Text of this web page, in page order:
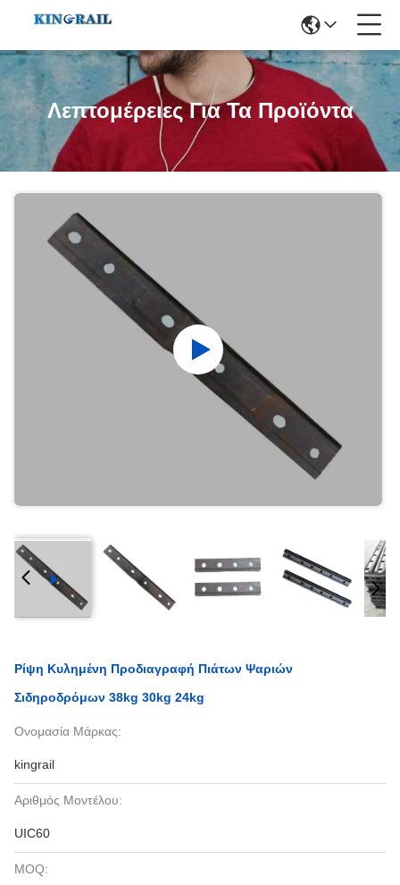
Λεπτομέρειες Για Τα Προϊόντα
Ρίψη Κυλημένη Προδιαγραφή Πιάτων Ψαριών
Σιδηροδρόμων 38kg 30kg 24kg
Ονομασία Μάρκας:
kingrail
Αριθμός Μοντέλου:
UIC60
MOQ: